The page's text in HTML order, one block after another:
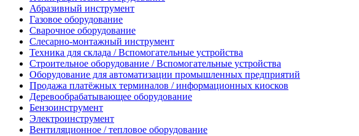
Абразивный инструмент
Газовое оборудование
Сварочное оборудование
Слесарно-монтажный инструмент
Техника для склада / Вспомогательные устройства
Строительное оборудование / Вспомогательные устройства
Оборудование для автоматизации промышленных предприятий
Продажа платёжных терминалов / информационных киосков
Деревообрабатывающее оборудование
Бензоинструмент
Электроинструмент
Вентиляционное / тепловое оборудование